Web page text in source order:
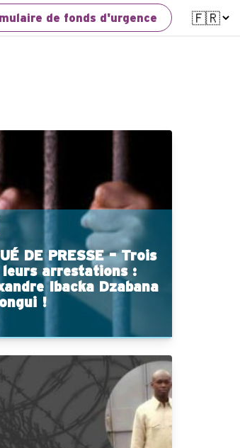
de fonds d'urgence
DE PRESSE – Trois
leurs arrestations :
Ibacka Dzabana
!